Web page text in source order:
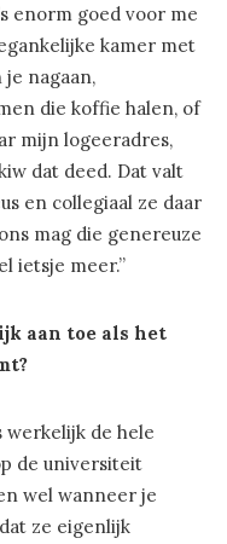
enorm goed voor me
kamer met
nagaan,
die koffie halen, of
mijn logeeradres,
dat deed. Dat valt
en collegiaal ze daar
mag die genereuze
ietsje meer.”
aan toe als het
werkelijk de hele
de universiteit
wel wanneer je
ze eigenlijk